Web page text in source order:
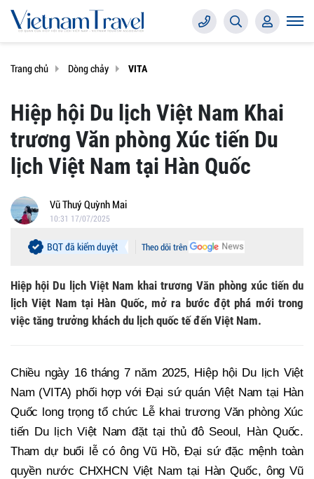
Trang chủ Dòng chảy VITA
Hiệp hội Du lịch Việt Nam Khai
trương Văn phòng Xúc tiến Du
lịch Việt Nam tại Hàn Quốc
Vũ Thuý Quỳnh Mai
10:31 17/07/2025
Theo dõi trên
BQT đã kiểm duyệt
Hiệp hội Du lịch Việt Nam khai trương Văn phòng xúc tiến du
lịch Việt Nam tại Hàn Quốc, mở ra bước đột phá mới trong
việc tăng trưởng khách du lịch quốc tế đến Việt Nam.
Chiều ngày 16 tháng 7 năm 2025, Hiệp hội Du lịch Việt
Nam (VITA) phối hợp với Đại sứ quán Việt Nam tại Hàn
Quốc long trọng tổ chức Lễ khai trương Văn phòng Xúc
tiến Du lịch Việt Nam đặt tại thủ đô Seoul, Hàn Quốc.
Tham dự buổi lễ có ông Vũ Hồ, Đại sứ đặc mệnh toàn
quyền nước CHXHCN Việt Nam tại Hàn Quốc, ông Vũ